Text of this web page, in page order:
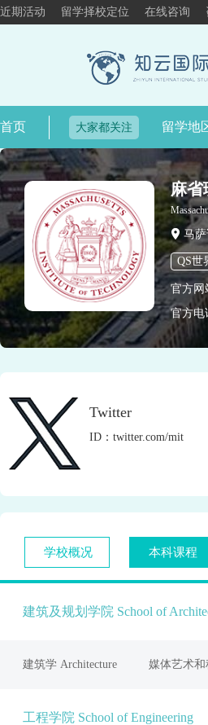
近期活动 留学择校定位 在线咨询
首页 大家都关注 留学地
麻省
马
QS世
官方网
官方电
Twitter
ID：twitter.com/mit
学校概况 本科课程
建筑及规划学院 School of
建筑学 Architecture 媒体艺术和
工程学院 School of Engineering